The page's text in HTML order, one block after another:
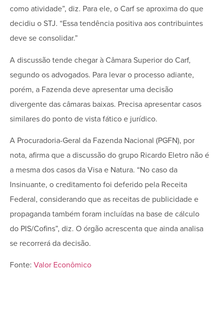
como atividade”, diz. Para ele, o Carf se aproxima do que
decidiu o STJ. “Essa tendência positiva aos contribuintes
deve se consolidar.”
A discussão tende chegar à Câmara Superior do Carf,
segundo os advogados. Para levar o processo adiante,
porém, a Fazenda deve apresentar uma decisão
divergente das câmaras baixas. Precisa apresentar casos
similares do ponto de vista fático e jurídico.
A Procuradoria-Geral da Fazenda Nacional (PGFN), por
nota, afirma que a discussão do grupo Ricardo Eletro não é
a mesma dos casos da Visa e Natura. “No caso da
Insinuante, o creditamento foi deferido pela Receita
Federal, considerando que as receitas de publicidade e
propaganda também foram incluídas na base de cálculo
do PIS/Cofins”, diz. O órgão acrescenta que ainda analisa
se recorrerá da decisão.
Fonte: Valor Econômico